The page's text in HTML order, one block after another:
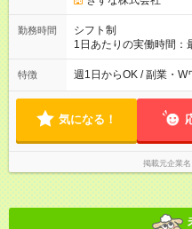
勤務時間
シフト制
1日あたりの実働時間：
間～ シフト例 ・11時
・14時00分～18時00分
特徴 週1日からOK / 副業・W
気になる！
掲載元企業名